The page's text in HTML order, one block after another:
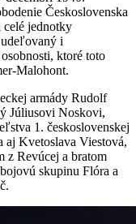
Československa
jednotky
udeľovaný i
ktoré toto
Malohont.
armády Rudolf
Júliusovi Noskovi,
1. československej
aj Kvetoslava Viestová,
z Revúcej a bratom
skupinu Flóra a